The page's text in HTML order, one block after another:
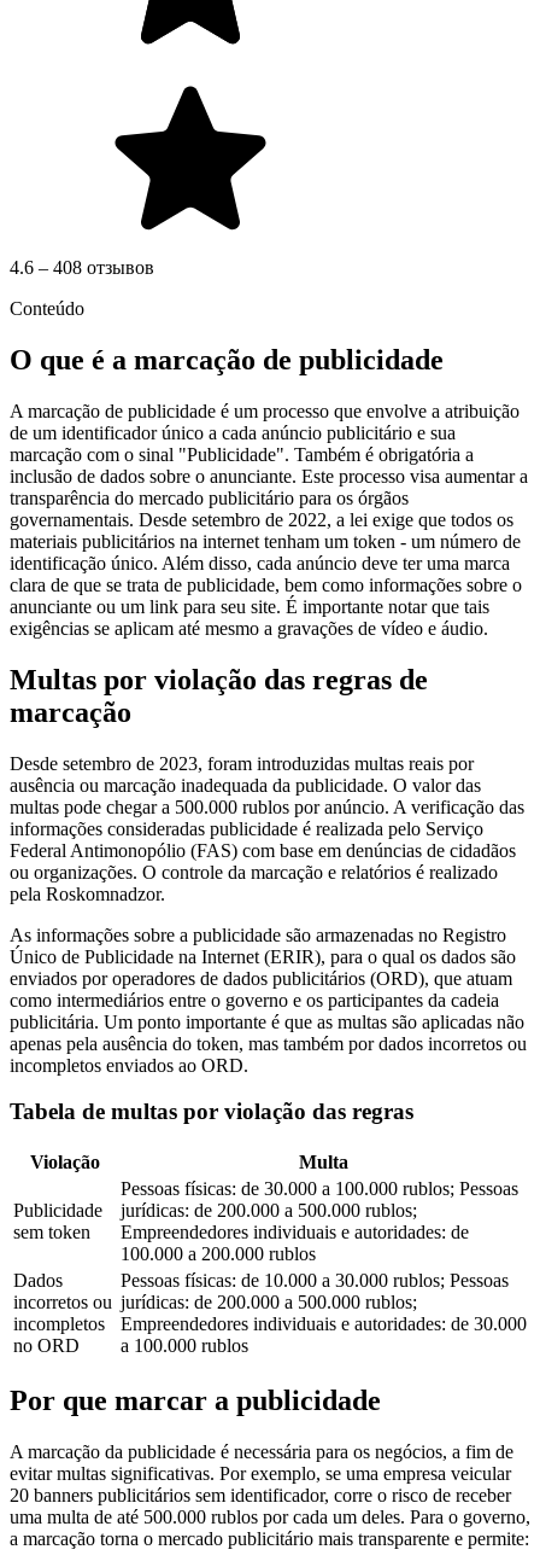
4.6 – 408 отзывов
Conteúdo
O que é a marcação de publicidade
A marcação de publicidade é um processo que envolve a atribuição
de um identificador único a cada anúncio publicitário e sua
marcação com o sinal "Publicidade". Também é obrigatória a
inclusão de dados sobre o anunciante. Este processo visa aumentar a
transparência do mercado publicitário para os órgãos
governamentais. Desde setembro de 2022, a lei exige que todos os
materiais publicitários na internet tenham um token - um número de
identificação único. Além disso, cada anúncio deve ter uma marca
clara de que se trata de publicidade, bem como informações sobre o
anunciante ou um link para seu site. É importante notar que tais
exigências se aplicam até mesmo a gravações de vídeo e áudio.
Multas por violação das regras de
marcação
Desde setembro de 2023, foram introduzidas multas reais por
ausência ou marcação inadequada da publicidade. O valor das
multas pode chegar a 500.000 rublos por anúncio. A verificação das
informações consideradas publicidade é realizada pelo Serviço
Federal Antimonopólio (FAS) com base em denúncias de cidadãos
ou organizações. O controle da marcação e relatórios é realizado
pela Roskomnadzor.
As informações sobre a publicidade são armazenadas no Registro
Único de Publicidade na Internet (ERIR), para o qual os dados são
enviados por operadores de dados publicitários (ORD), que atuam
como intermediários entre o governo e os participantes da cadeia
publicitária. Um ponto importante é que as multas são aplicadas não
apenas pela ausência do token, mas também por dados incorretos ou
incompletos enviados ao ORD.
Tabela de multas por violação das regras
Violação Multa
Publicidade
sem token
Pessoas físicas: de 30.000 a 100.000 rublos; Pessoas
jurídicas: de 200.000 a 500.000 rublos;
Empreendedores individuais e autoridades: de
100.000 a 200.000 rublos
Dados
incorretos ou
incompletos
no ORD
Pessoas físicas: de 10.000 a 30.000 rublos; Pessoas
jurídicas: de 200.000 a 500.000 rublos;
Empreendedores individuais e autoridades: de 30.000
a 100.000 rublos
Por que marcar a publicidade
A marcação da publicidade é necessária para os negócios, a fim de
evitar multas significativas. Por exemplo, se uma empresa veicular
20 banners publicitários sem identificador, corre o risco de receber
uma multa de até 500.000 rublos por cada um deles. Para o governo,
a marcação torna o mercado publicitário mais transparente e permite: